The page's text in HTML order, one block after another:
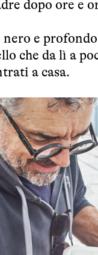
dopo ore e
nero e
che da lì a
a casa.